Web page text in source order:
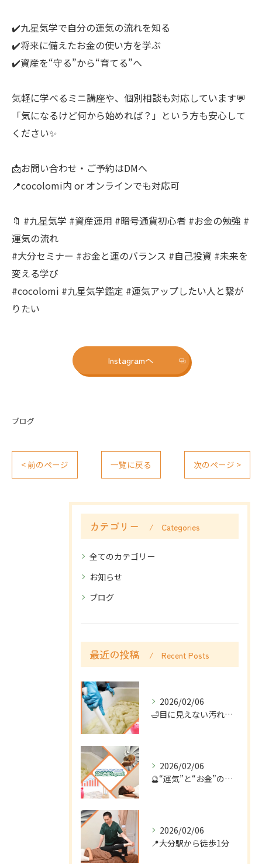
✔️九星気学で自分の運気の流れを知る
✔️将来に備えたお金の使い方を学ぶ
✔️資産を“守る”から“育てる”へ
気軽に学べるミニ講座や、個別相談も対応しています💬
「気になるけど何から始めれば？」という方も安心して
ください✨
📩お問い合わせ・ご予約はDMへ
📍cocolomi内 or オンラインでも対応可
🔖 #九星気学 #資産運用 #暗号通貨初心者 #お金の勉強 #
運気の流れ
#大分セミナー #お金と運のバランス #自己投資 #未来を
変える学び
#cocolomi #九星気学鑑定 #運気アップしたい人と繋が
りたい
Instagramへ
ブログ
< 前のページ 一覧に戻る 次のページ >
カテゴリー Categories
全てのカテゴリー
お知らせ
ブログ
最近の投稿 Recent Posts
2026/02/06
🛁目に見えない汚れ、溜まっていませんか？
2026/02/06
🔮“運気”と“お金”の流れ、整ってますか？
2026/02/06
📍大分駅から徒歩1分